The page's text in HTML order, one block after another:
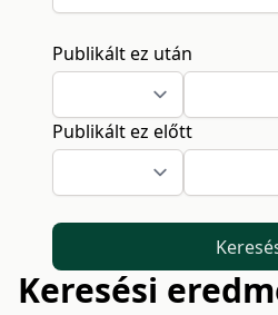
Publikált ez után
Publikált ez előtt
Keresési